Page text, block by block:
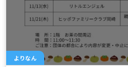
よりなん